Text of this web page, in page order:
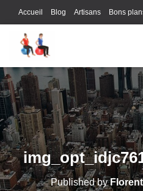
Accueil Blog Artisans Bons
Lifestyle
Juridique Logistique
Published byFlorent